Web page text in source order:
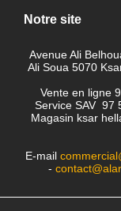
Notre site
Avenue Ali
Ali Soua 5070
Vente en ligne
Service SAV 97
Magasin ksar
E-mail
-